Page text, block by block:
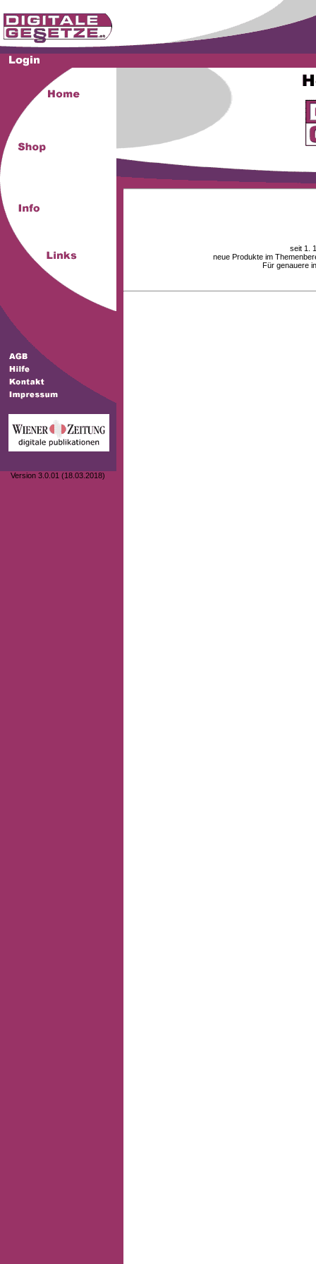
Version 3.0.01 (18.03.2018)
seit 1.
neue Produkte im
Für genauere